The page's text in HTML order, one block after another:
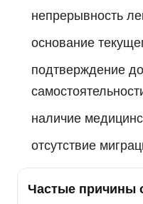
непрерывность
основание
подтверждение
наличие
отсутствие
Частые причины